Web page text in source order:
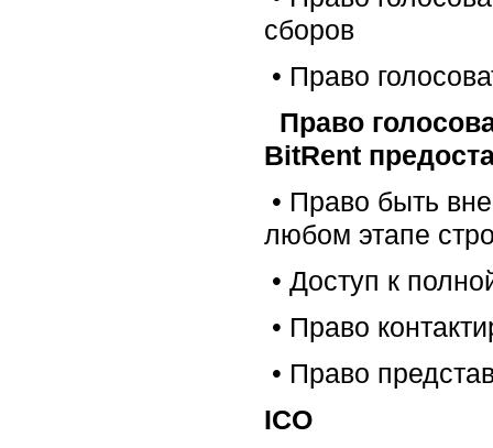
сборов
• Право
Право
BitRent
• Право быть
любом этапе
• Доступ к
• Право
• Право
ICO